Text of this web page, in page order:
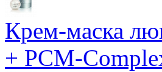
Крем-маска
+ PCM-